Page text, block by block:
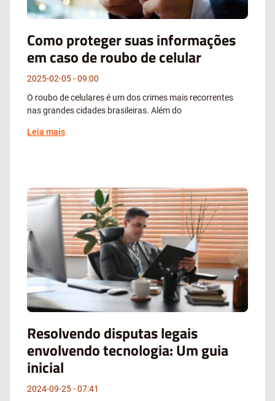
Como proteger suas informações
em caso de roubo de celular
2025-02-05
09:00
O roubo de celulares é um dos crimes mais recorrentes
nas grandes cidades brasileiras. Além do
Leia mais
Resolvendo disputas legais
envolvendo tecnologia: Um guia
inicial
2024-09-25
07:41